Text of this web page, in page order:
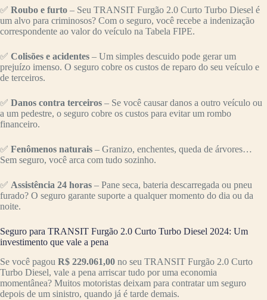
✅ Roubo e furto – Seu TRANSIT Furgão 2.0 Curto Turbo Diesel é
um alvo para criminosos? Com o seguro, você recebe a indenização
correspondente ao valor do veículo na Tabela FIPE.
✅ Colisões e acidentes – Um simples descuido pode gerar um
prejuízo imenso. O seguro cobre os custos de reparo do seu veículo e
de terceiros.
✅ Danos contra terceiros – Se você causar danos a outro veículo ou
a um pedestre, o seguro cobre os custos para evitar um rombo
financeiro.
✅ Fenômenos naturais – Granizo, enchentes, queda de árvores…
Sem seguro, você arca com tudo sozinho.
✅ Assistência 24 horas – Pane seca, bateria descarregada ou pneu
furado? O seguro garante suporte a qualquer momento do dia ou da
noite.
Seguro para TRANSIT Furgão 2.0 Curto Turbo Diesel 2024: Um
investimento que vale a pena
Se você pagou R$ 229.061,00 no seu TRANSIT Furgão 2.0 Curto
Turbo Diesel, vale a pena arriscar tudo por uma economia
momentânea? Muitos motoristas deixam para contratar um seguro
depois de um sinistro, quando já é tarde demais.